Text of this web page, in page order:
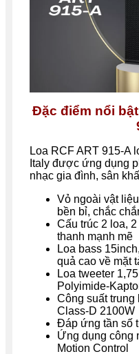
Đặc điểm nổi
Loa RCF ART 915-A
Italy được ứng dụng
nhạc gia đình, sân
Vỏ ngoài vật
bền bỉ, chắc
Cấu trúc 2 loa,
thanh mạnh mẽ
Loa bass
quả cao về mặt
Loa tweeter
Polyimide-
Công suất trung
Class-D 2100W
Đáp ứng tần số
Ứng dụng công
Motion Control